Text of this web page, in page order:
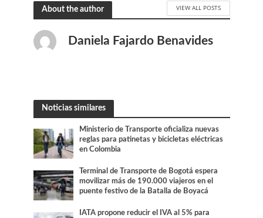
About the author VIEW ALL POSTS
Daniela Fajardo Benavides
Noticias similares
Ministerio de Transporte oficializa nuevas
reglas para patinetas y bicicletas eléctricas
en Colombia
Terminal de Transporte de Bogotá espera
movilizar más de 190.000 viajeros en el
puente festivo de la Batalla de Boyacá
IATA propone reducir el IVA al 5% para